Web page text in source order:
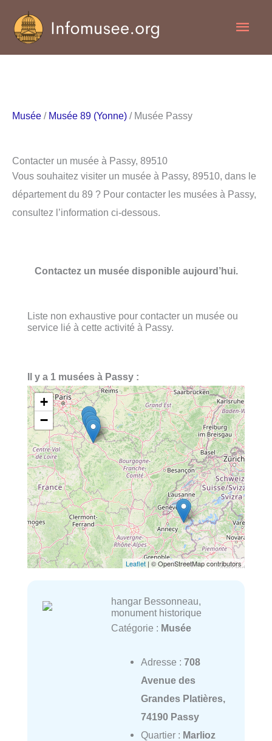
contenu
Musée / Musée 89 (Yonne) / Musée Passy
Contacter un musée à Passy, 89510
Vous souhaitez visiter un musée à Passy, 89510, dans le
département du 89 ? Pour contacter les musées à Passy,
consultez l’information ci-dessous.
Contactez un musée disponible aujourd’hui.
Liste non exhaustive pour contacter un musée ou
service lié à cette activité à Passy.
Il y a 1 musées à Passy :
+
−
Leaflet | © OpenStreetMap contributors
hangar Bessonneau,
monument historique
Catégorie : Musée
Adresse : 708
Avenue des
Grandes Platières,
74190 Passy
Quartier : Marlioz